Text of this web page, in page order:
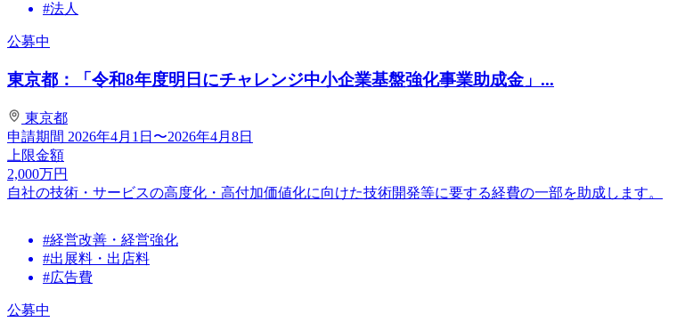
#法人
公募中
東京都：「令和8年度明日にチャレンジ中小企業基盤強化事業助成金」...
東京都
申請期間 2026年4月1日〜2026年4月8日
上限金額
2,000万円
自社の技術・サービスの高度化・高付加価値化に向けた技術開発等に要する経費の一部を助成します。
#経営改善・経営強化
#出展料・出店料
#広告費
公募中